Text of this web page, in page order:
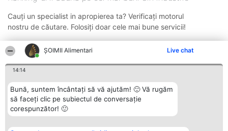
ŞOIMII Alimentari Live chat
14:14
Bună, suntem încântați să vă ajutăm! 🙂 Vă rugăm
să faceți clic pe subiectul de conversație
corespunzător! 🙂
Cauți un specialist in apropierea ta? Verificați motorul
nostru de căutare. Folosiți doar cele mai bune servicii!